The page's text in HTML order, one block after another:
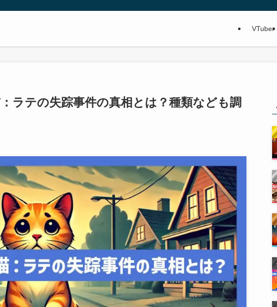
VTuber
ラテの失踪事件の真相とは？種類なども調